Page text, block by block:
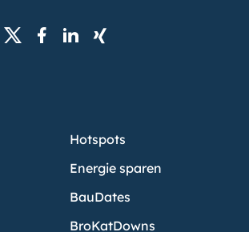
Hotspots
Energie sparen
BauDates
BroKatDowns